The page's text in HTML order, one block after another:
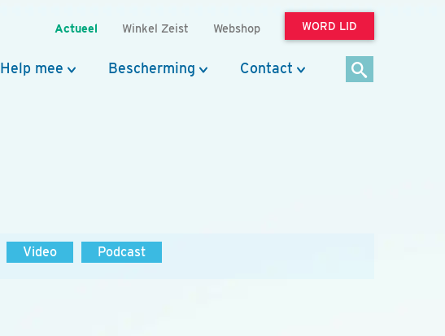
Actueel Winkel Zeist Webshop WORD LID
Help mee Bescherming Contact
Video Podcast